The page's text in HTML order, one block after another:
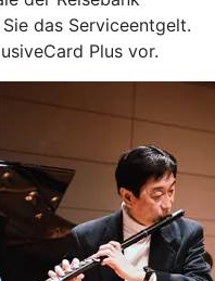
das Serviceentgelt.
Plus vor.